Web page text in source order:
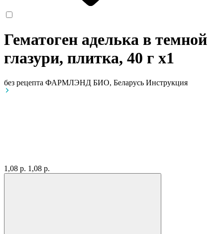
Гематоген аделька в темной
глазури, плитка, 40 г x1
без рецепта ФАРМЛЭНД БИО, Беларусь Инструкция
1,08 р. 1,08 р.